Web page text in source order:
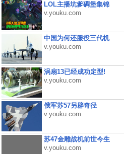
LOL主播坑爹碉堡集锦
v.youku.com
中国为何还服役三代机
v.youku.com
涡扇13已经成功定型!
v.youku.com
俄军苏57另辟奇径
v.youku.com
苏47金雕战机前世今生
v.youku.com